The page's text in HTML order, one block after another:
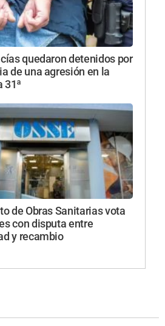
quedaron detenidos por
de una agresión en la
31ª
de Obras Sanitarias vota
con disputa entre
y recambio